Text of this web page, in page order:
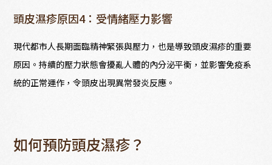
頭皮濕疹原因4：受情緒壓力影響
現代都市人長期面臨精神緊張與壓力，也是導致頭皮濕疹的重要
原因。持續的壓力狀態會擾亂人體的內分泌平衡，並影響免疫系
統的正常運作，令頭皮出現異常發炎反應。
如何預防頭皮濕疹？